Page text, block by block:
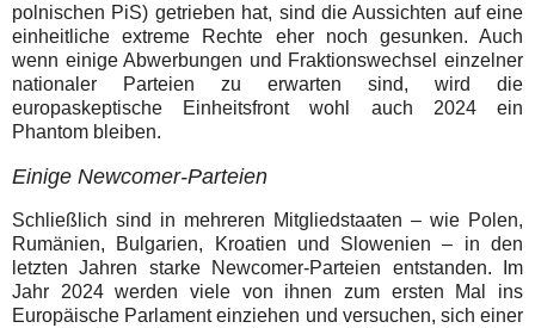
polnischen PiS) getrieben hat, sind die Aussichten auf eine
einheitliche extreme Rechte eher noch gesunken. Auch
wenn einige Abwerbungen und Fraktionswechsel einzelner
nationaler Parteien zu erwarten sind, wird die
europaskeptische Einheitsfront wohl auch 2024 ein
Phantom bleiben.
Einige Newcomer-Parteien
Schließlich sind in mehreren Mitgliedstaaten – wie Polen,
Rumänien, Bulgarien, Kroatien und Slowenien – in den
letzten Jahren starke Newcomer-Parteien entstanden. Im
Jahr 2024 werden viele von ihnen zum ersten Mal ins
Europäische Parlament einziehen und versuchen, sich einer